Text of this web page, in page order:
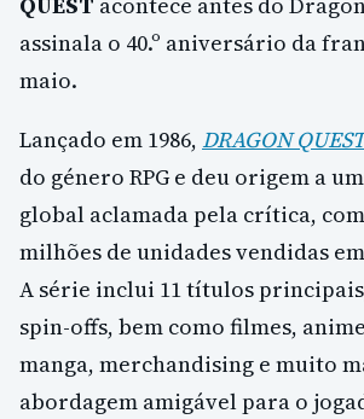
assinala o 40.º aniversário da
maio.
Lançado em 1986, DRAGON QUEST
do género RPG e deu origem a
global aclamada pela crítica,
milhões de unidades vendidas
A série inclui 11 títulos
spin-offs, bem como filmes,
manga, merchandising e muito
abordagem amigável para o